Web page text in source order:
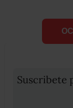
Suscribete